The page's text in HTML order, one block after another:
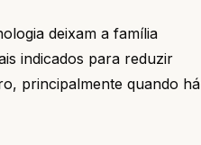
deixam a família
indicados para reduzir
principalmente quando há